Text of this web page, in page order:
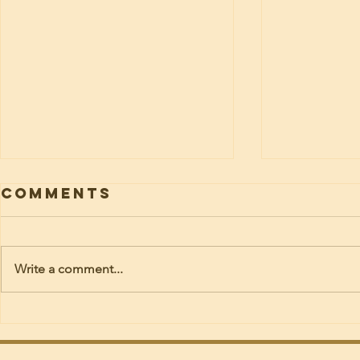
മുന്നേറ്റത്തിൻ്റെ അഞ്ച്
Comments
Write a comment...